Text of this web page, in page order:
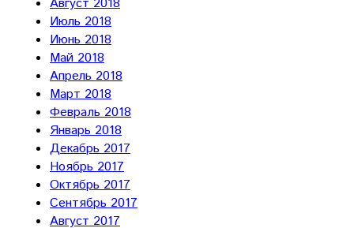
Июль 2018
Июнь 2018
Май 2018
Апрель 2018
Март 2018
Февраль 2018
Январь 2018
Декабрь 2017
Ноябрь 2017
Октябрь 2017
Сентябрь 2017
Август 2017